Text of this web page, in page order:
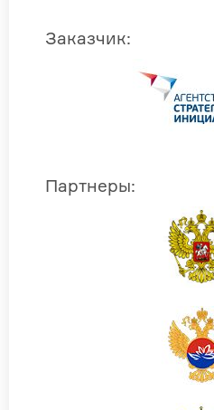
Заказчик:
Партнеры: